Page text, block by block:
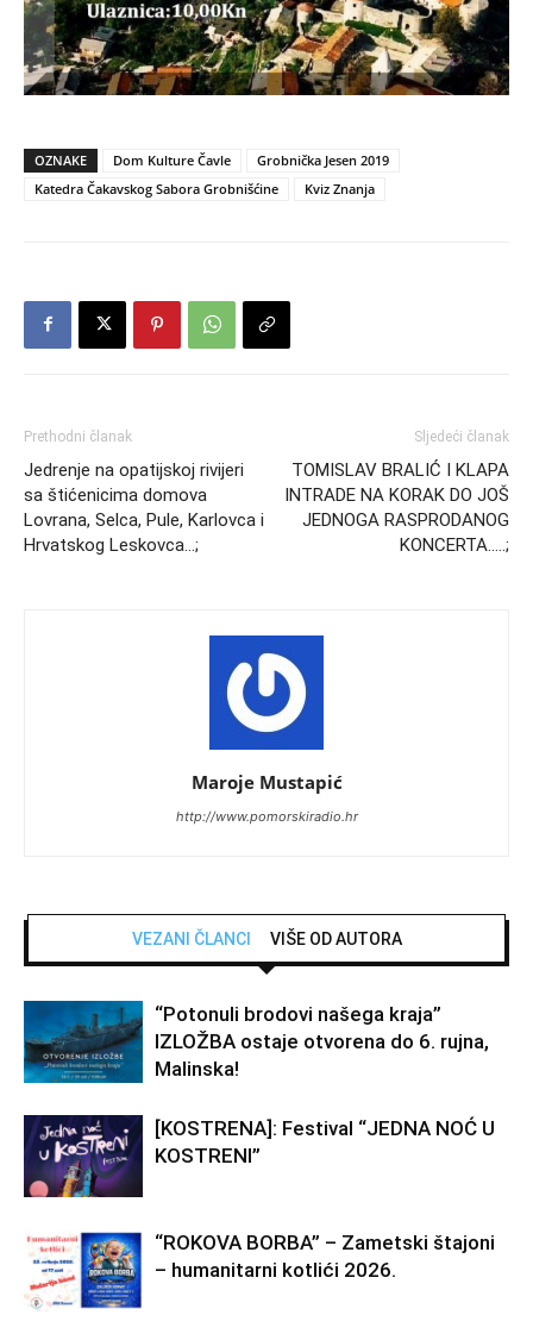
OZNAKE Dom Kulture Čavle
Grobnička Jesen 2019
Katedra Čakavskog Sabora Grobnišćine
Kviz Znanja
Prethodni članak
Jedrenje na opatijskoj rivijeri
sa štićenicima domova
Lovrana, Selca, Pule, Karlovca i
Hrvatskog Leskovca…;
Sljedeći članak
TOMISLAV BRALIĆ I KLAPA
INTRADE NA KORAK DO JOŠ
JEDNOGA RASPRODANOG
KONCERTA…..;
Maroje Mustapić
http://www.pomorskiradio.hr
VEZANI ČLANCI VIŠE OD AUTORA
“Potonuli brodovi našega kraja”
IZLOŽBA ostaje otvorena do 6. rujna,
Malinska!
[KOSTRENA]: Festival “JEDNA NOĆ U
KOSTRENI”
“ROKOVA BORBA” – Zametski štajoni
– humanitarni kotlići 2026.